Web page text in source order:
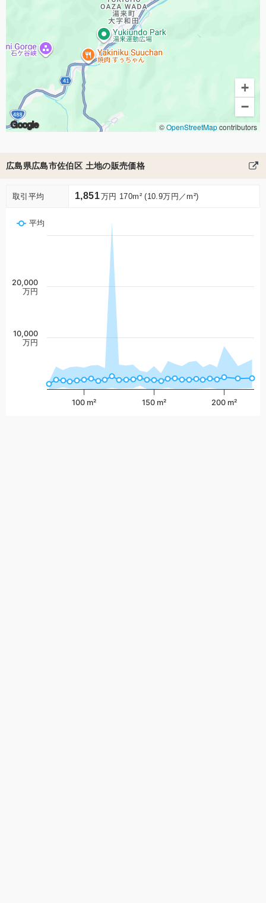
Google
+
−
©OpenStreetMapcontributors
広島県広島市佐伯区 土地の販売価格
取引平均 1,851万円 170m² (10.9万円／m²)
平均
100 m² 150 m² 200 m²
10,000
万円
20,000
万円